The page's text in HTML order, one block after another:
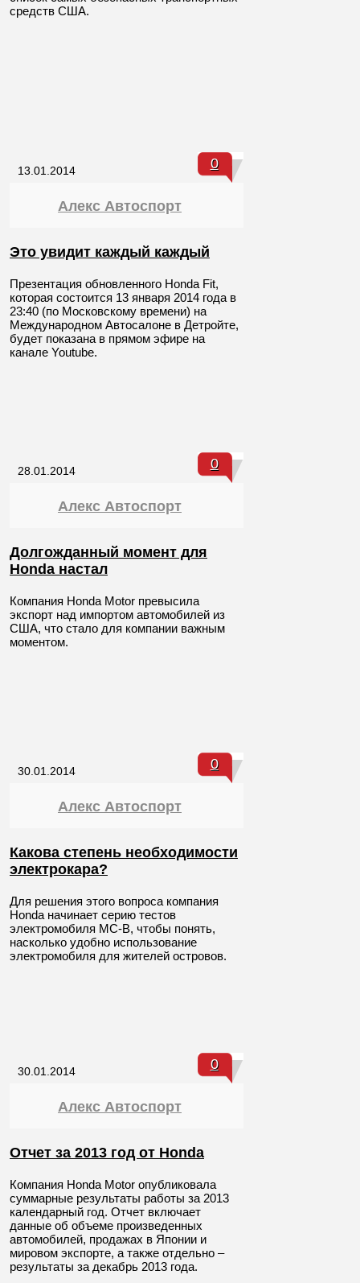
средств США.
13.01.2014 0
Алекс Автоспорт
Это увидит каждый каждый
Презентация обновленного Honda Fit,
которая состоится 13 января 2014 года в
23:40 (по Московскому времени) на
Международном Автосалоне в Детройте,
будет показана в прямом эфире на
канале Youtube.
28.01.2014 0
Алекс Автоспорт
Долгожданный момент для
Honda настал
Компания Honda Motor превысила
экспорт над импортом автомобилей из
США, что стало для компании важным
моментом.
30.01.2014 0
Алекс Автоспорт
Какова степень необходимости
электрокара?
Для решения этого вопроса компания
Honda начинает серию тестов
электромобиля MC-B, чтобы понять,
насколько удобно использование
электромобиля для жителей островов.
30.01.2014 0
Алекс Автоспорт
Отчет за 2013 год от Honda
Компания Honda Motor опубликовала
суммарные результаты работы за 2013
календарный год. Отчет включает
данные об объеме произведенных
автомобилей, продажах в Японии и
мировом экспорте, а также отдельно –
результаты за декабрь 2013 года.